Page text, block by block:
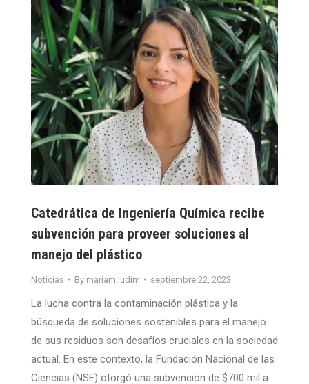
Catedrática de Ingeniería Química recibe
subvención para proveer soluciones al
manejo del plástico
Noticias By mariam.ludim septiembre 22, 2023
La lucha contra la contaminación plástica y la
búsqueda de soluciones sostenibles para el manejo
de sus residuos son desafíos cruciales en la sociedad
actual. En este contexto, la Fundación Nacional de las
Ciencias (NSF) otorgó una subvención de $700 mil a